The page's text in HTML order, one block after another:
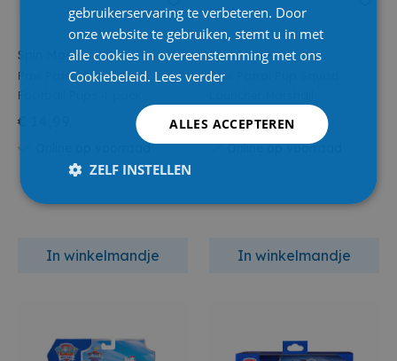
Spin Master
Paw Patrol Pup Squad
Football Pups 4-pack
€ 14,99
Online op voorraad
In winkelmandje
Spin Master
Paw Patrol Pup Squad
€ 19,95
Online op voorraad
In winkelmandje
gebruikerservaring te verbeteren. Door
onze website te gebruiken, stemt u in met
alle cookies in overeenstemming met ons
Cookiebeleid. Lees verder
ALLES ACCEPTEREN
ZELF INSTELLEN